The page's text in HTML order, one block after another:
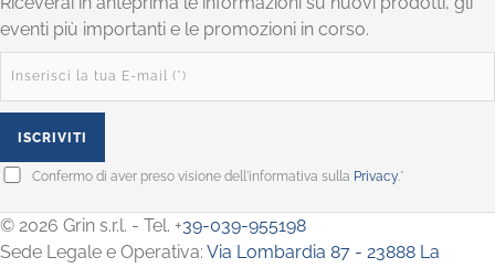
eventi più importanti e le promozioni in corso.
Confermo di aver preso visione dell'informativa sulla Privacy.*
© 2026 Grin s.r.l. - Tel. +39-039-955198
Sede Legale e Operativa: Via Lombardia 87 - 23888 La